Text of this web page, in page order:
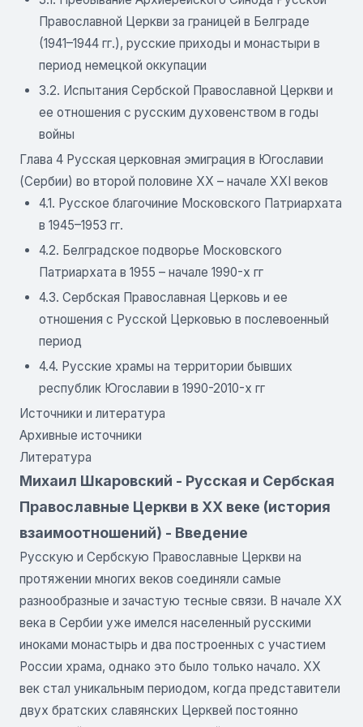
Православной Церкви за границей в Белграде
(1941–1944 гг.), русские приходы и монастыри в
период немецкой оккупации
3.2. Испытания Сербской Православной Церкви и
ее отношения с русским духовенством в годы
войны
Глава 4 Русская церковная эмиграция в Югославии
(Сербии) во второй половине XX – начале XXI веков
4.1. Русское благочиние Московского Патриархата
в 1945–1953 гг.
4.2. Белградское подворье Московского
Патриархата в 1955 – начале 1990-х гг
4.3. Сербская Православная Церковь и ее
отношения с Русской Церковью в послевоенный
период
4.4. Русские храмы на территории бывших
республик Югославии в 1990-2010-х гг
Источники и литература
Архивные источники
Литература
Михаил Шкаровский - Русская и Сербская
Православные Церкви в XX веке (история
взаимоотношений) - Введение
Русскую и Сербскую Православные Церкви на
протяжении многих веков соединяли самые
разнообразные и зачастую тесные связи. В начале XX
века в Сербии уже имелся населенный русскими
иноками монастырь и два построенных с участием
России храма, однако это было только начало. XX
век стал уникальным периодом, когда представители
двух братских славянских Церквей постоянно